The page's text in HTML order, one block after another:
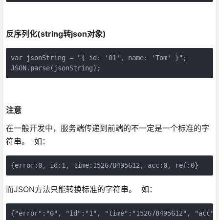
反序列化(string转json对象)
var jsonString = "{ id: '01', name: 'Tom' }";
注意
在一般开发中，服务端传递到前端的不一定是一个标准的字
符串。 如：
{error:0, id:1, time:152678495612, acc:0, ref:0}
而JSON方法只能转换标准的字符串。 如：
{"error":"0", "id":"1", "time":"152678495612",